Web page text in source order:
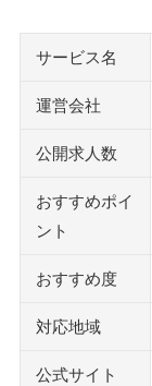
サービス名
運営会社
公開求人数
おすすめポイ
ント
おすすめ度
対応地域
公式サイト